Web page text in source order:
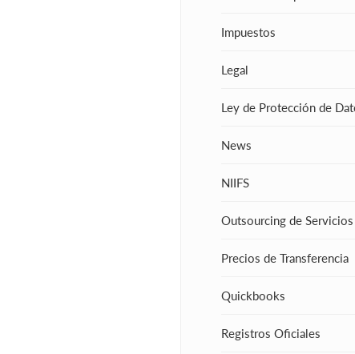
Impuestos
Legal
Ley de Protección de
News
NIIFS
Outsourcing de Servicios
Precios de Transferencia
Quickbooks
Registros Oficiales